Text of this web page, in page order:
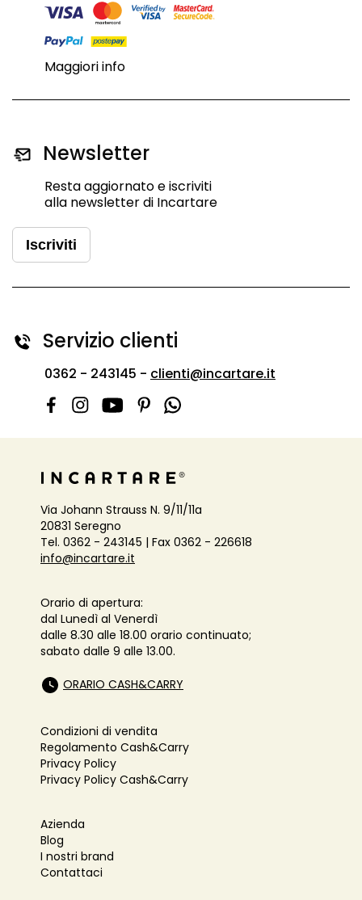
Maggiori info
Newsletter
Resta aggiornato e iscriviti
alla newsletter di Incartare
Iscriviti
Servizio clienti
0362 - 243145 - clienti@incartare.it
Via Johann Strauss N. 9/11/11a
20831 Seregno
Tel. 0362 - 243145 | Fax 0362 - 226618
info@incartare.it
Orario di apertura:
dal Lunedì al Venerdì
dalle 8.30 alle 18.00 orario continuato;
sabato dalle 9 alle 13.00.
ORARIO CASH&CARRY
Condizioni di vendita
Regolamento Cash&Carry
Privacy Policy
Privacy Policy Cash&Carry
Azienda
Blog
I nostri brand
Contattaci